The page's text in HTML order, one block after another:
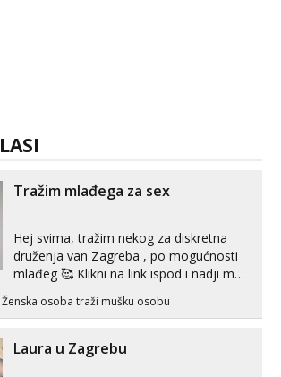
Tražim mlađega za sex
Hej svima, tražim nekog za diskretna
druženja van Zagreba , po mogućnosti
mlađeg 🥰 Klikni na link ispod i nadji me
Ženska osoba traži mušku osobu
Laura u Zagrebu